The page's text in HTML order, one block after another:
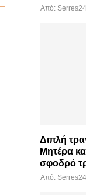
Από: Serres24
Διπλή
Μητέρα
σφοδρό
Από: Serres24